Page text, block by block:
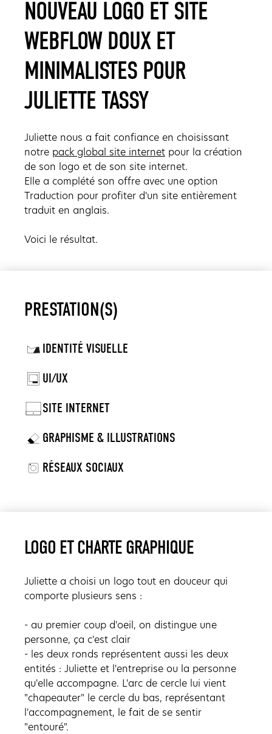
NOUVEAU LOGO ET SITE
WEBFLOW DOUX ET
MINIMALISTES POUR
JULIETTE TASSY
Juliette nous a fait confiance en choisissant
notre pack global site internet pour la création
de son logo et de son site internet.
Elle a complété son offre avec une option
Traduction pour profiter d'un site entièrement
traduit en anglais.
Voici le résultat.
PRESTATION(S)
IDENTITÉ VISUELLE
UI/UX
SITE INTERNET
GRAPHISME & ILLUSTRATIONS
RÉSEAUX SOCIAUX
LOGO ET CHARTE GRAPHIQUE
Juliette a choisi un logo tout en douceur qui
comporte plusieurs sens :
- au premier coup d'oeil, on distingue une
personne, ça c'est clair
- les deux ronds représentent aussi les deux
entités : Juliette et l'entreprise ou la personne
qu'elle accompagne. L'arc de cercle lui vient
"chapeauter" le cercle du bas, représentant
l'accompagnement, le fait de se sentir
"entouré".